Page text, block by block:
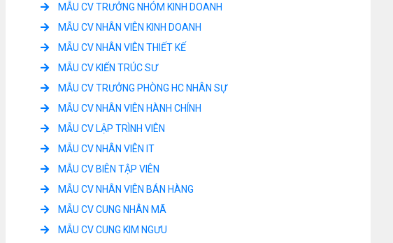
MẪU CV TRƯỞNG NHÓM KINH DOANH
MẪU CV NHÂN VIÊN KINH DOANH
MẪU CV NHÂN VIÊN THIẾT KẾ
MẪU CV KIẾN TRÚC SƯ
MẪU CV TRƯỞNG PHÒNG HC NHÂN SỰ
MẪU CV NHÂN VIÊN HÀNH CHÍNH
MẪU CV LẬP TRÌNH VIÊN
MẪU CV NHÂN VIÊN IT
MẪU CV BIÊN TẬP VIÊN
MẪU CV NHÂN VIÊN BÁN HÀNG
MẪU CV CUNG NHÂN MÃ
MẪU CV CUNG KIM NGƯU